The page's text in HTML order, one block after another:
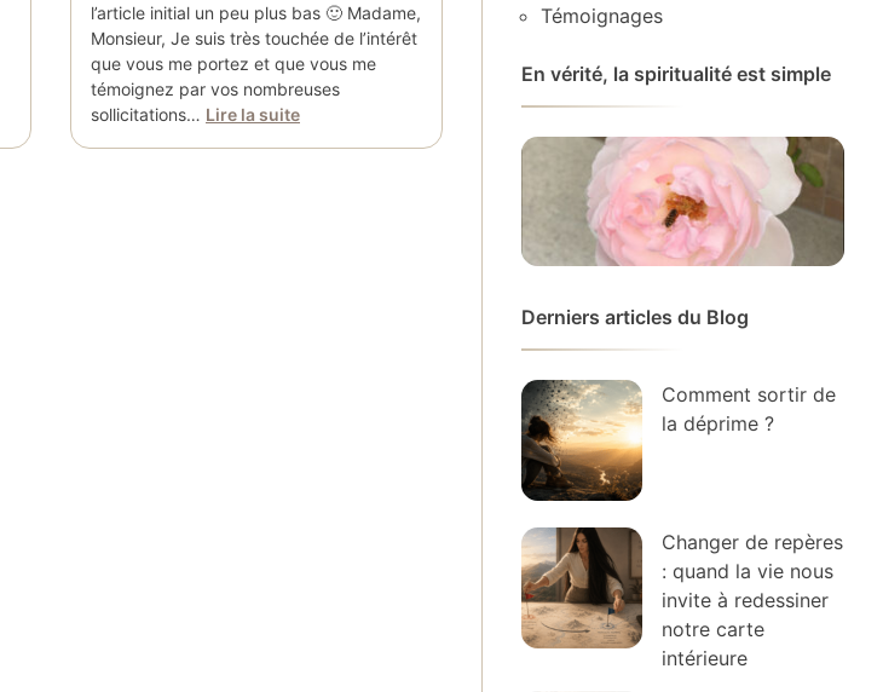
l’article initial un peu plus bas 🙂 Madame,
Monsieur, Je suis très touchée de l’intérêt
que vous me portez et que vous me
témoignez par vos nombreuses
sollicitations… Lire la suite
Témoignages
En vérité, la spiritualité est simple
Derniers articles du Blog
Comment sortir de
la déprime ?
Changer de repères
: quand la vie nous
invite à redessiner
notre carte
intérieure